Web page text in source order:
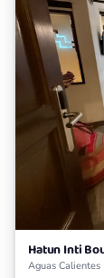
Hatun Inti
Aguas Calientes